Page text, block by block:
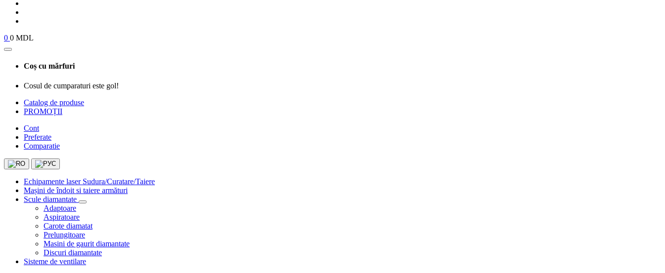
0 0 MDL
Coș cu mărfuri
Cosul de cumparaturi este gol!
Catalog de produse
PROMOȚII
Cont
Preferate
Comparatie
Echipamente laser Sudura/Curatare/Taiere
Mașini de îndoit si taiere armături
Scule diamantate
Adaptoare
Aspiratoare
Carote diamatat
Prelungitoare
Masini de gaurit diamantate
Discuri diamantate
Sisteme de ventilare